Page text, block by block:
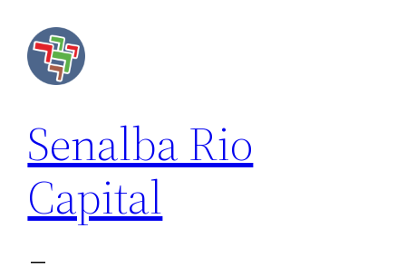
Senalba Rio
Capital